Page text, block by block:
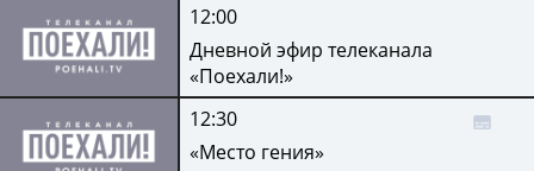
12:00
Дневной эфир телеканала
«Поехали!»
12:30
«Место гения»